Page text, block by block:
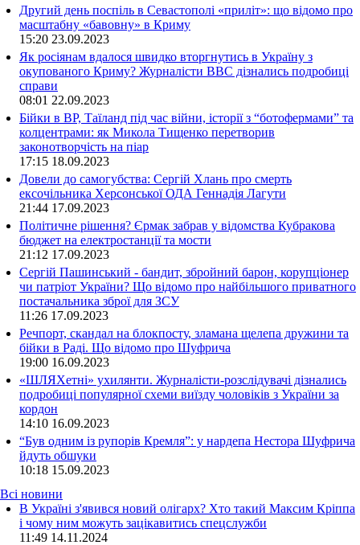
Другий день поспіль в Севастополі «приліт»: що відомо про
масштабну «бавовну» в Криму
15:20 23.09.2023
Як росіянам вдалося швидко вторгнутись в Україну з
окупованого Криму? Журналісти ВВС дізнались подробиці
справи
08:01 22.09.2023
Бійки в ВР, Таїланд під час війни, історії з “ботофермами” та
колцентрами: як Микола Тищенко перетворив
законотворчість на піар
17:15 18.09.2023
Довели до самогубства: Сергій Хлань про смерть
ексочільника Херсонської ОДА Геннадія Лагути
21:44 17.09.2023
Політичне рішення? Єрмак забрав у відомства Кубракова
бюджет на електростанції та мости
21:12 17.09.2023
Сергій Пашинський - бандит, збройний барон, корупціонер
чи патріот України? Що відомо про найбільшого приватного
постачальника зброї для ЗСУ
11:26 17.09.2023
Речпорт, скандал на блокпосту, зламана щелепа дружини та
бійки в Раді. Що відомо про Шуфрича
19:00 16.09.2023
«ШЛЯХетні» ухилянти. Журналісти-розслідувачі дізнались
подробиці популярної схеми виїзду чоловіків з України за
кордон
14:10 16.09.2023
“Був одним із рупорів Кремля”: у нардепа Нестора Шуфрича
йдуть обшуки
10:18 15.09.2023
Всі новини
В Україні з'явився новий олігарх? Хто такий Максим Кріппа
і чому ним можуть зацікавитись спецслужби
11:49 14.11.2024